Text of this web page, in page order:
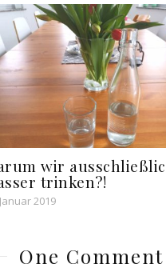
wir
trinken?!
2019
One Comment